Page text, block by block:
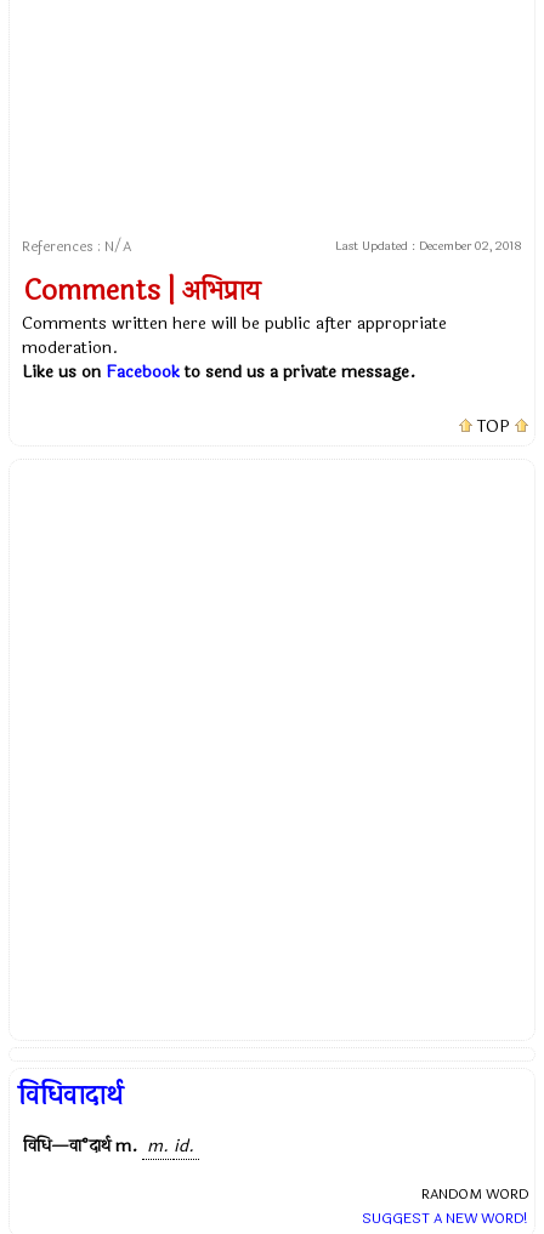
References : N/A Last Updated : December 02, 2018
Comments | अभिप्राय
Comments written here will be public after appropriate
moderation.
Like us on Facebookto send us a private message.
TOP
विधिवादार्थ
विधि—वा°दार्थm. m. id.
RANDOM WORD
SUGGEST A NEW WORD!